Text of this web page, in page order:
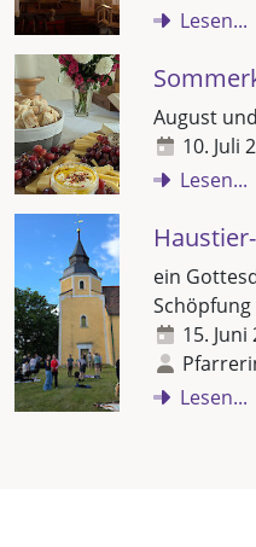
Lesen...
August
10. Juli
Lesen...
ein
Schöpfung
15. Juni
Lesen...